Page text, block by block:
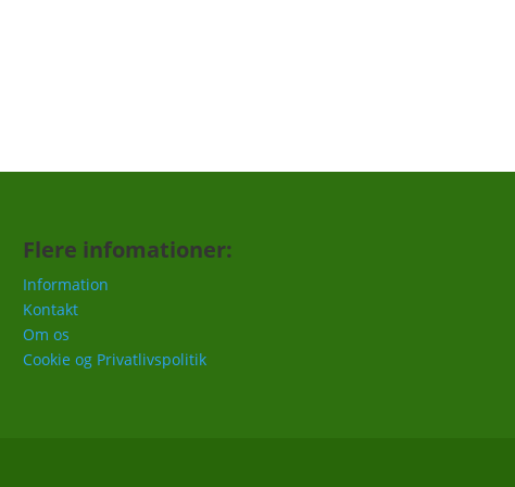
Flere infomationer:
Information
Kontakt
Om os
Cookie og Privatlivspolitik